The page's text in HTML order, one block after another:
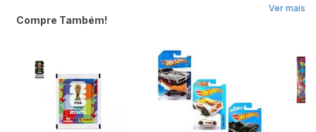
Ver mais
Compre Também!